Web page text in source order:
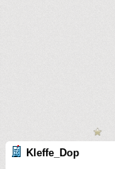
Kleffe_Dop